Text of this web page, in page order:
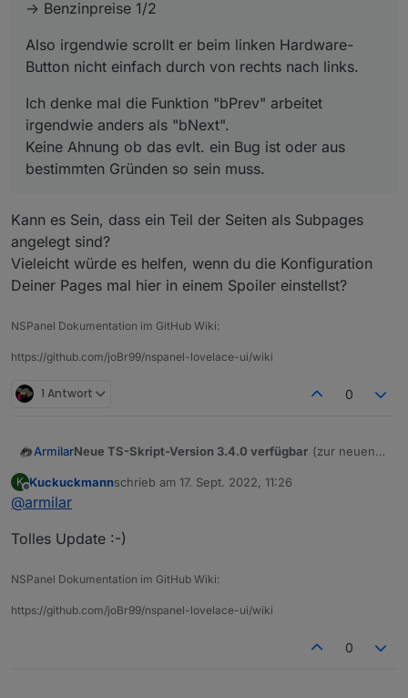
-> Benzinpreise 1/2
Also irgendwie scrollt er beim linken Hardware-
Button nicht einfach durch von rechts nach links.
Ich denke mal die Funktion "bPrev" arbeitet
irgendwie anders als "bNext".
Keine Ahnung ob das evlt. ein Bug ist oder aus
bestimmten Gründen so sein muss.
Kann es Sein, dass ein Teil der Seiten als Subpages
angelegt sind?
Vieleicht würde es helfen, wenn du die Konfiguration
Deiner Pages mal hier in einem Spoiler einstellst?
NSPanel Dokumentation im GitHub Wiki:
https://github.com/joBr99/nspanel-lovelace-ui/wiki
1 Antwort 0
ArmilarNeue TS-Skript-Version 3.4.0 verfügbar (zur neuen
https://raw.githubusercontent.com/joBr99/nspanel-
K
Offline
Kuckuckmannschrieb am 17. Sept. 2022, 11:26
zuletzt editiert von
@armilar
Tolles Update :-)
NSPanel Dokumentation im GitHub Wiki:
https://github.com/joBr99/nspanel-lovelace-ui/wiki
0